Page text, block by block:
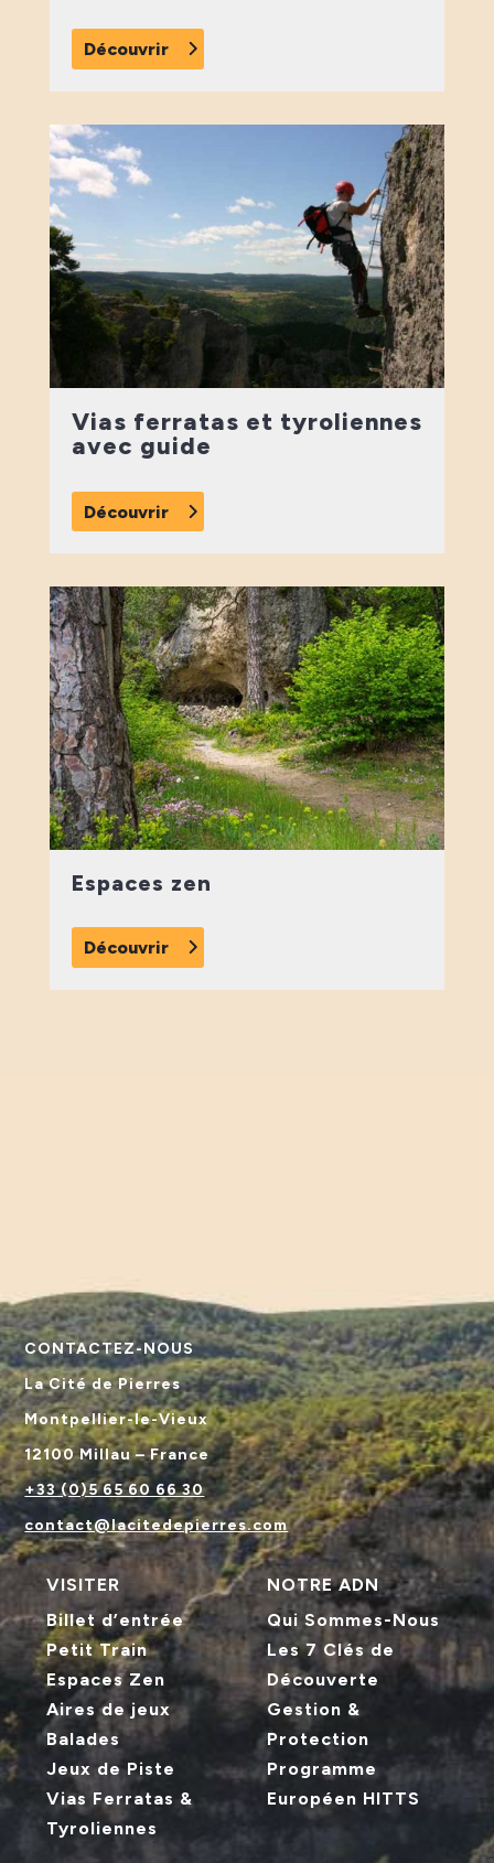
Découvrir
Vias ferratas et tyroliennes
avec guide
Découvrir
Espaces zen
Découvrir
CONTACTEZ-NOUS
La Cité de Pierres
Montpellier-le-Vieux
12100 Millau – France
+33 (0)5 65 60 66 30
contact@lacitedepierres.com
VISITER
Billet d’entrée
Petit Train
Espaces Zen
Aires de jeux
Balades
Jeux de Piste
Vias Ferratas &
Tyroliennes
NOTRE ADN
Qui Sommes-Nous
Les 7 Clés de
Découverte
Gestion &
Protection
Programme
Européen HITTS